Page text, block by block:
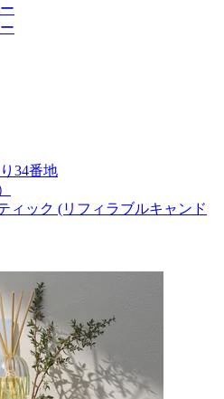
34番地
ィック (リフィラブルキャンド